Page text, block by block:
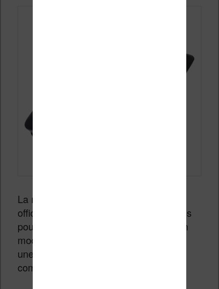
La marque Pocketbook n’étant pas
officiellement distribuée en France, vous
pouvez par contre vous reporter sur un
modèle de liseuse vendue par « Tea »,
une entreprise française qui
commercialise leurs lieuses :